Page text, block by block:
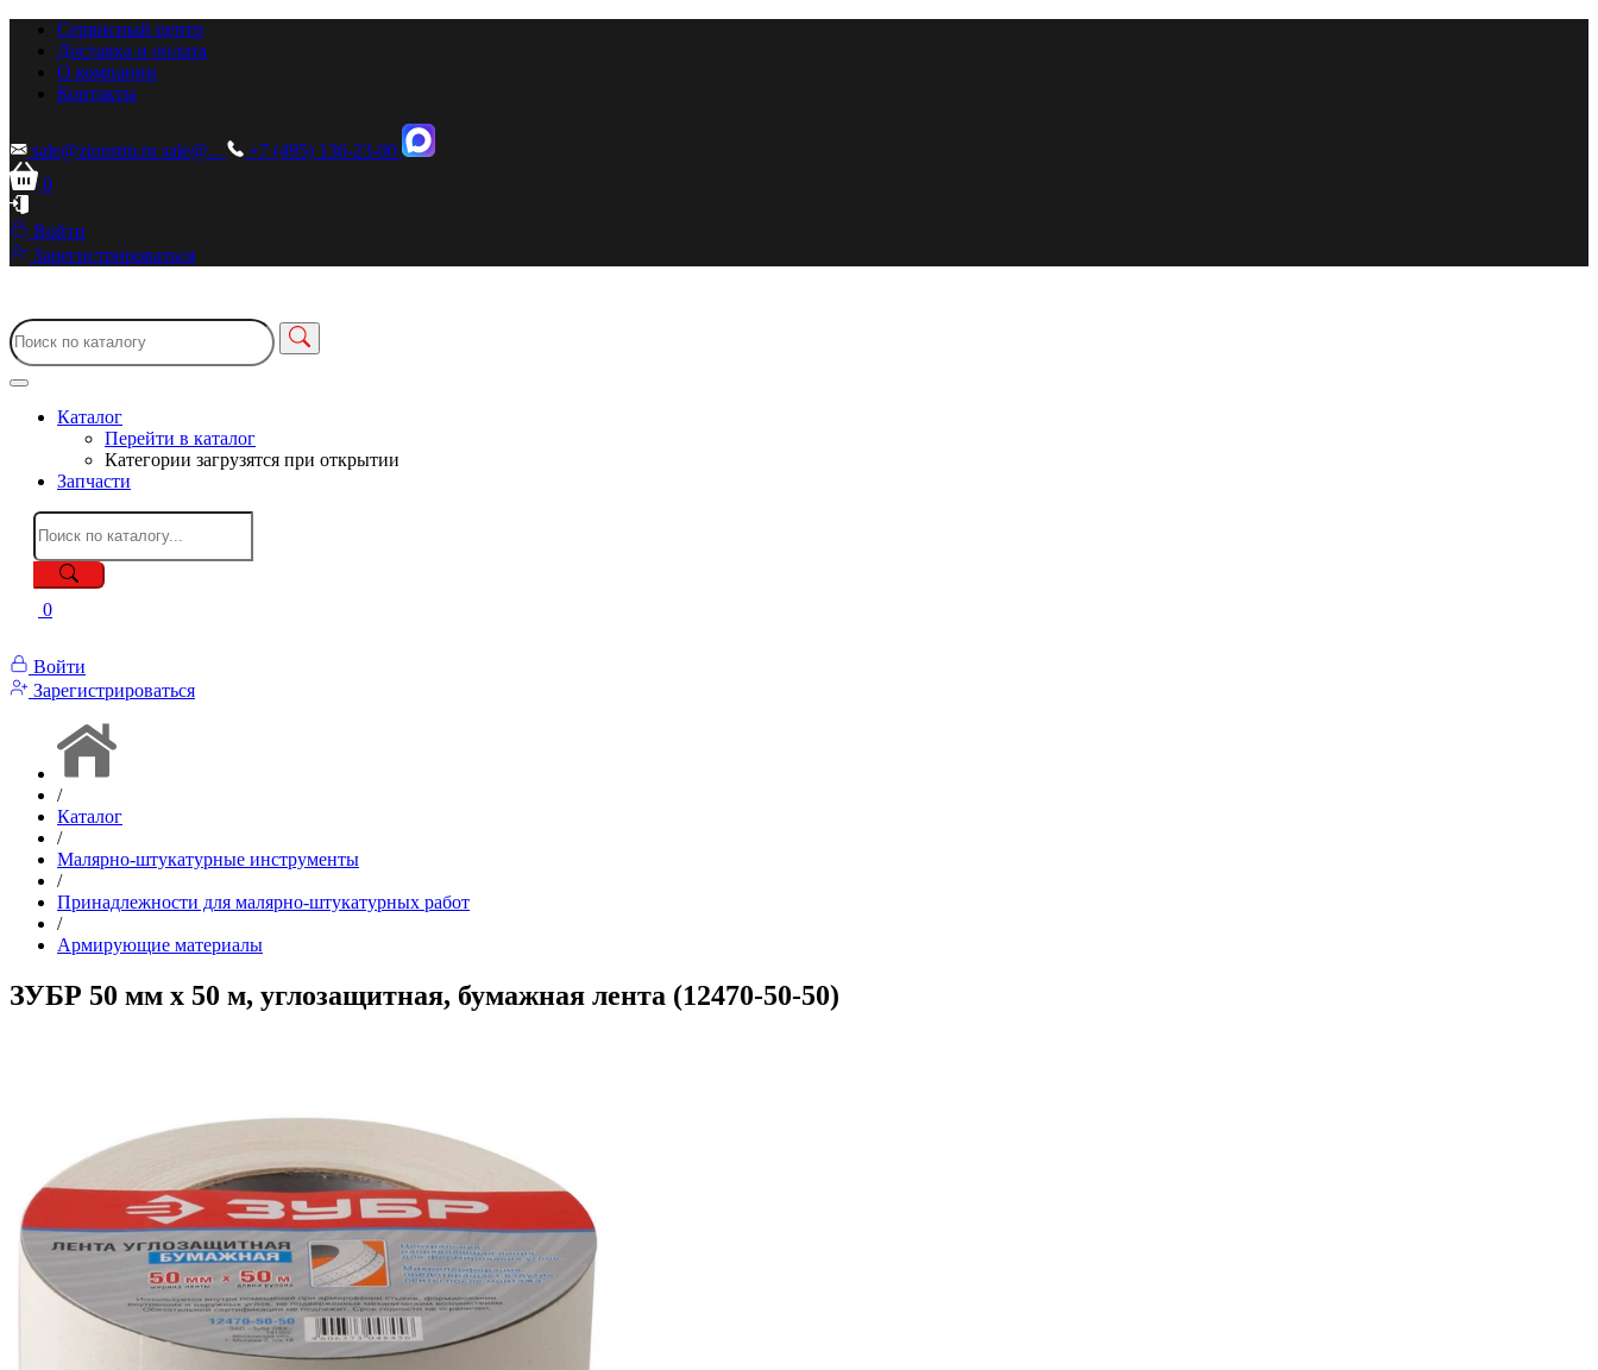
Сервисный центр
Доставка и оплата
О компании
Контакты
sale@zionstm.ru sale@...
+7 (495) 136-23-00
0
Войти
Зарегистрироваться
Каталог
Перейти в каталог
Категории загрузятся при открытии
Запчасти
0
Войти
Зарегистрироваться
/
Каталог
/
Малярно-штукатурные инструменты
/
Принадлежности для малярно-штукатурных работ
/
Армирующие материалы
ЗУБР 50 мм х 50 м, углозащитная, бумажная лента (12470-50-50)